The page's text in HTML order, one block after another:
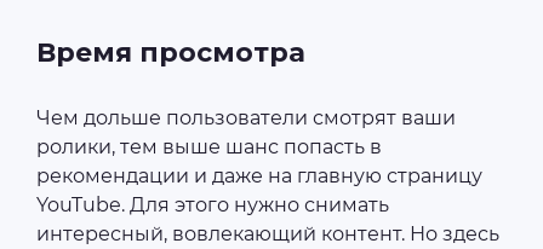
Время просмотра
Чем дольше пользователи смотрят ваши
ролики, тем выше шанс попасть в
рекомендации и даже на главную страницу
YouTube. Для этого нужно снимать
интересный, вовлекающий контент. Но здесь